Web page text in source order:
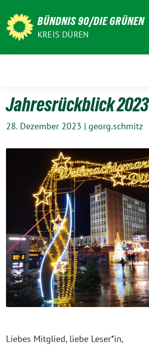
zum
Inhalt
BÜNDNIS 90/DIE GRÜNEN
KREIS DÜREN
Jahresrückblick 2023
28. Dezember 2023 | georg.schmitz
Liebes Mitglied, liebe Leser*in,